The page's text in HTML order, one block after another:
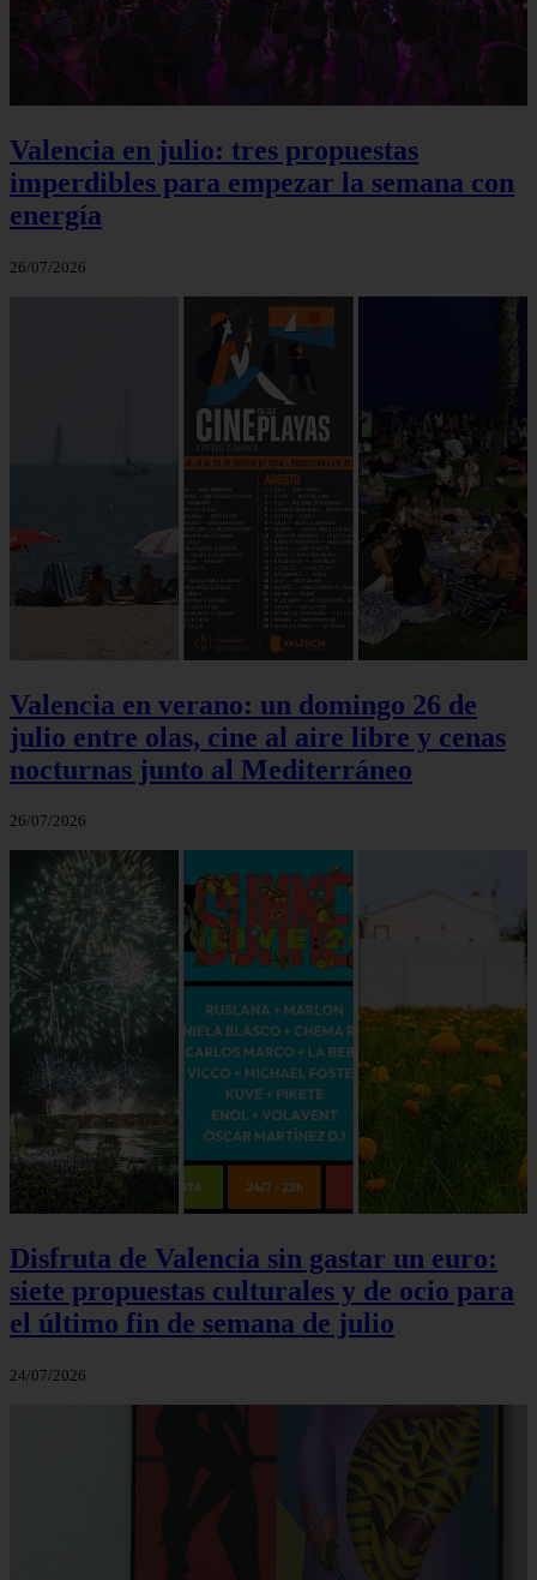
Valencia en julio: tres propuestas
imperdibles para empezar la semana con
energía
26/07/2026
Valencia en verano: un domingo 26 de
julio entre olas, cine al aire libre y cenas
nocturnas junto al Mediterráneo
26/07/2026
Disfruta de Valencia sin gastar un euro:
siete propuestas culturales y de ocio para
el último fin de semana de julio
24/07/2026